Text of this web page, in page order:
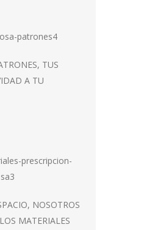
TUS
A TU
NOSOTROS
MATERIALES